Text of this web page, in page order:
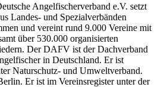
Angelfischerverband e.V. setzt
Landes- und Spezialverbänden
und vereint rund 9.000 Vereine mit
über 530.000 organisierten
Der DAFV ist der Dachverband
in Deutschland. Er ist
Naturschutz- und Umweltverband.
Er ist im Vereinsregister unter der